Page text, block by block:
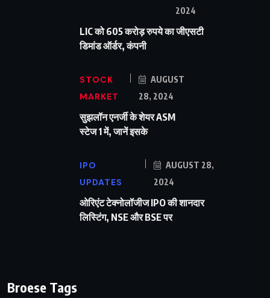
2024
LIC को 605 करोड़ रुपये का जीएसटी
डिमांड ऑर्डर, कंपनी
STOCK
MARKET
AUGUST
28, 2024
सुझलॉन एनर्जी के शेयर ASM
स्टेज 1 में, जानें इसके
IPO
UPDATES
AUGUST 28,
2024
ओरिएंट टेक्नोलॉजीज IPO की शानदार
लिस्टिंग, NSE और BSE पर
Broese Tags